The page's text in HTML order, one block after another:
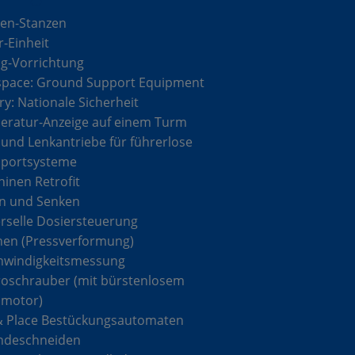
Stanzen
Einheit
Vorrichtung
Ground Support Equipment
Nationale Sicherheit
Anzeige auf einem Turm
Lenkantriebe für führerlose
Retrofit
und Senken
Dosiersteuerung
(Pressverformung)
(mit bürstenlosem
Place Bestückungsautomaten